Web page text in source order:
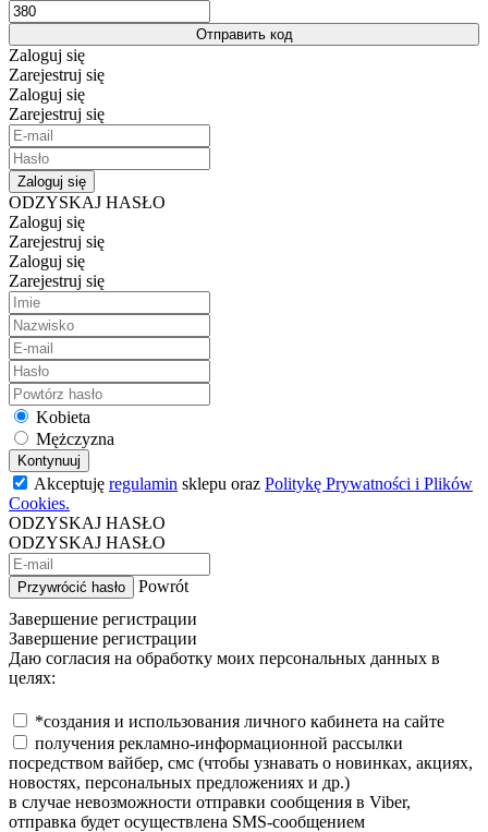
Отправить код
Zaloguj się
Zarejestruj się
Zaloguj się
Zarejestruj się
Zaloguj się
ODZYSKAJ HASŁO
Zaloguj się
Zarejestruj się
Zaloguj się
Zarejestruj się
Kobieta
Mężczyzna
Kontynuuj
Akceptuję regulamin sklepu oraz Politykę Prywatności i Plików
Cookies.
ODZYSKAJ HASŁO
ODZYSKAJ HASŁO
Przywrócić hasło
Powrót
Завершение регистрации
Завершение регистрации
Даю согласия на обработку моих персональных данных в
целях:
*создания и использования личного кабинета на сайте
получения рекламно-информационной рассылки
посредством вайбер, смс (чтобы узнавать о новинках, акциях,
новостях, персональных предложениях и др.)
в случае невозможности отправки сообщения в Viber,
отправка будет осуществлена SMS-сообщением